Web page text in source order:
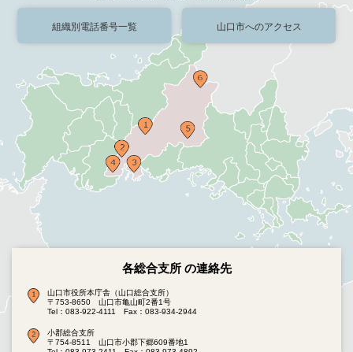
組織別電話番号一覧 山口市へのアクセス
各総合支所 の連絡先
山口市役所本庁舎（山口総合支所）
〒753-8650 山口市亀山町2番1号
Tel：083-922-4111
Fax：083-934-2944
小郡総合支所
〒754-8511 山口市小郡下郷609番地1